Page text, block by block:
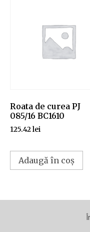
Roata de curea PJ
085/16 BC1610
125.42lei
Adaugă în coș